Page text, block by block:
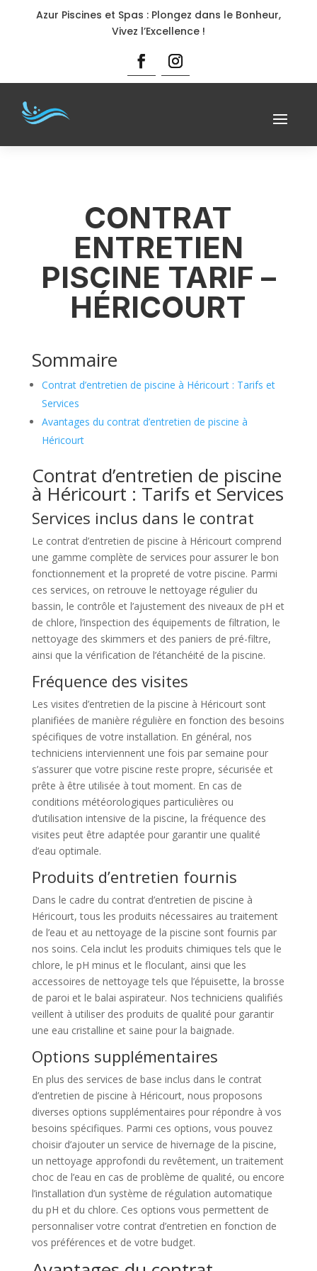
Azur Piscines et Spas : Plongez dans le Bonheur,
Vivez l’Excellence !
CONTRAT
ENTRETIEN
PISCINE TARIF –
HÉRICOURT
Sommaire
Contrat d’entretien de piscine à Héricourt : Tarifs et
Services
Avantages du contrat d’entretien de piscine à
Héricourt
Contrat d’entretien de piscine
à Héricourt : Tarifs et Services
Services inclus dans le contrat
Le contrat d’entretien de piscine à Héricourt comprend
une gamme complète de services pour assurer le bon
fonctionnement et la propreté de votre piscine. Parmi
ces services, on retrouve le nettoyage régulier du
bassin, le contrôle et l’ajustement des niveaux de pH et
de chlore, l’inspection des équipements de filtration, le
nettoyage des skimmers et des paniers de pré-filtre,
ainsi que la vérification de l’étanchéité de la piscine.
Fréquence des visites
Les visites d’entretien de la piscine à Héricourt sont
planifiées de manière régulière en fonction des besoins
spécifiques de votre installation. En général, nos
techniciens interviennent une fois par semaine pour
s’assurer que votre piscine reste propre, sécurisée et
prête à être utilisée à tout moment. En cas de
conditions météorologiques particulières ou
d’utilisation intensive de la piscine, la fréquence des
visites peut être adaptée pour garantir une qualité
d’eau optimale.
Produits d’entretien fournis
Dans le cadre du contrat d’entretien de piscine à
Héricourt, tous les produits nécessaires au traitement
de l’eau et au nettoyage de la piscine sont fournis par
nos soins. Cela inclut les produits chimiques tels que le
chlore, le pH minus et le floculant, ainsi que les
accessoires de nettoyage tels que l’épuisette, la brosse
de paroi et le balai aspirateur. Nos techniciens qualifiés
veillent à utiliser des produits de qualité pour garantir
une eau cristalline et saine pour la baignade.
Options supplémentaires
En plus des services de base inclus dans le contrat
d’entretien de piscine à Héricourt, nous proposons
diverses options supplémentaires pour répondre à vos
besoins spécifiques. Parmi ces options, vous pouvez
choisir d’ajouter un service de hivernage de la piscine,
un nettoyage approfondi du revêtement, un traitement
choc de l’eau en cas de problème de qualité, ou encore
l’installation d’un système de régulation automatique
du pH et du chlore. Ces options vous permettent de
personnaliser votre contrat d’entretien en fonction de
vos préférences et de votre budget.